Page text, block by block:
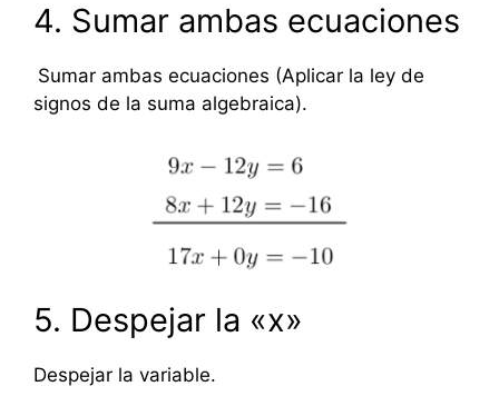
4. Sumar ambas ecuaciones
Sumar ambas ecuaciones (Aplicar la ley de
signos de la suma algebraica).
5. Despejar la «x»
Despejar la variable.